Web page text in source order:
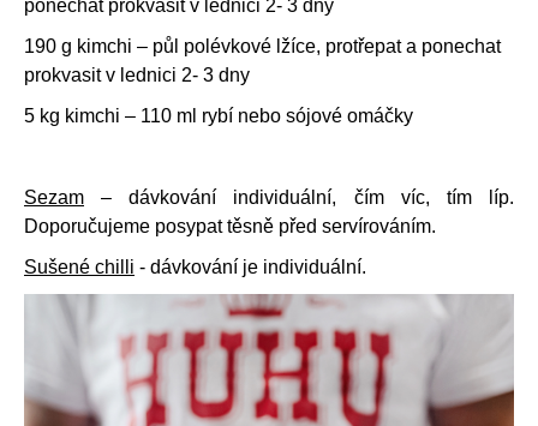
ponechat prokvasit v lednici 2- 3 dny
190 g kimchi – půl polévkové lžíce, protřepat a ponechat
prokvasit v lednici 2- 3 dny
5 kg kimchi – 110 ml rybí nebo sójové omáčky
Sezam – dávkování individuální, čím víc, tím líp.
Doporučujeme posypat těsně před servírováním.
Sušené chilli - dávkování je individuální.